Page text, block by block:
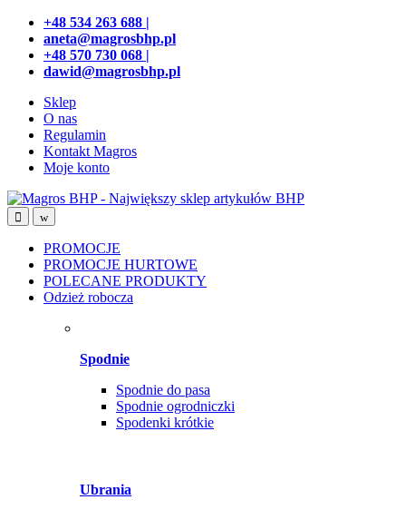
Przejdź
nawigacji
Przeskocz
treści
+48 534 263 688 |
aneta@magrosbhp.pl
+48 570 730 068 |
dawid@magrosbhp.pl
Sklep
O nas
Regulamin
Kontakt Magros
Moje konto
PROMOCJE
PROMOCJE HURTOWE
POLECANE PRODUKTY
Odzież robocza
Spodnie
Spodnie do pasa
Spodnie ogrodniczki
Spodenki krótkie
Ubrania